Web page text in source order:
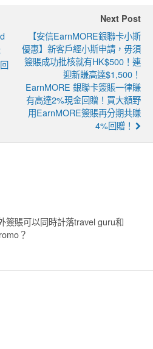
Next Post
【安信EarnMORE銀聯卡小斯
優惠】新客戶經小斯申請，毋須
簽賬成功批核就有HK$500！連
迎新賺高達$1,500！
EarnMORE 銀聯卡簽賬一律賺
有高達2%現金回贈！買大額野
用EarnMORE簽賬再分期共賺
4%回贈！
簽賬可以同時計落travel guru和
？